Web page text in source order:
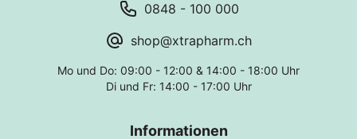
0848 - 100 000
shop@xtrapharm.ch
Mo und Do: 09:00 - 12:00 & 14:00 - 18:00 Uhr
Di und Fr: 14:00 - 17:00 Uhr
Informationen